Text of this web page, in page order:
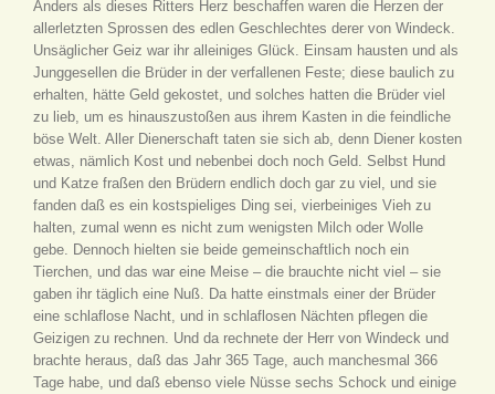
Anders als dieses Ritters Herz beschaffen waren die Herzen der
allerletzten Sprossen des edlen Geschlechtes derer von Windeck.
Unsäglicher Geiz war ihr alleiniges Glück. Einsam hausten und als
Junggesellen die Brüder in der verfallenen Feste; diese baulich zu
erhalten, hätte Geld gekostet, und solches hatten die Brüder viel
zu lieb, um es hinauszustoßen aus ihrem Kasten in die feindliche
böse Welt. Aller Dienerschaft taten sie sich ab, denn Diener kosten
etwas, nämlich Kost und nebenbei doch noch Geld. Selbst Hund
und Katze fraßen den Brüdern endlich doch gar zu viel, und sie
fanden daß es ein kostspieliges Ding sei, vierbeiniges Vieh zu
halten, zumal wenn es nicht zum wenigsten Milch oder Wolle
gebe. Dennoch hielten sie beide gemeinschaftlich noch ein
Tierchen, und das war eine Meise – die brauchte nicht viel – sie
gaben ihr täglich eine Nuß. Da hatte einstmals einer der Brüder
eine schlaflose Nacht, und in schlaflosen Nächten pflegen die
Geizigen zu rechnen. Und da rechnete der Herr von Windeck und
brachte heraus, daß das Jahr 365 Tage, auch manchesmal 366
Tage habe, und daß ebenso viele Nüsse sechs Schock und einige